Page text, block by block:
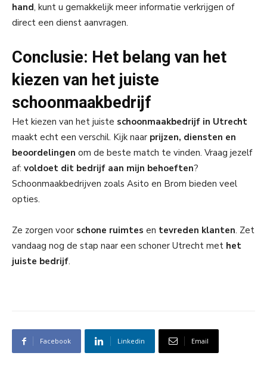
hand, kunt u gemakkelijk meer informatie verkrijgen of
direct een dienst aanvragen.
Conclusie: Het belang van het
kiezen van het juiste
schoonmaakbedrijf
Het kiezen van het juiste schoonmaakbedrijf in Utrecht
maakt echt een verschil. Kijk naar prijzen, diensten en
beoordelingen om de beste match te vinden. Vraag jezelf
af: voldoet dit bedrijf aan mijn behoeften?
Schoonmaakbedrijven zoals Asito en Brom bieden veel
opties.
Ze zorgen voor schone ruimtes en tevreden klanten. Zet
vandaag nog de stap naar een schoner Utrecht met het
juiste bedrijf.
Facebook Linkedin Email